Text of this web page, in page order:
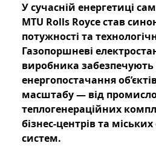
У сучасній енергетиці
MTU Rolls Royce став
потужності та
Газопоршневі
виробника забезпечують
енергопостачання
масштабу — від
теплогенераційних
бізнес-центрів та
систем.